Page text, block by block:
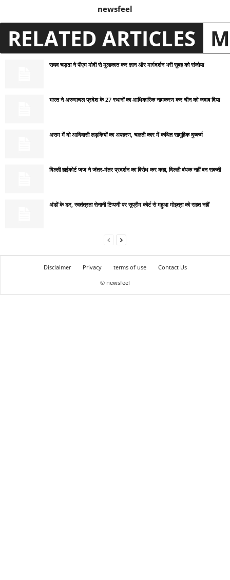
newsfeel
RELATED ARTICLES
राघव चड्ढा ने पीएम मोदी से मुलाकात कर ज्ञान और मार्गदर्शन भरी सुबह को संजोया
भारत ने अरुणाचल प्रदेश के 27 स्थानों का आधिकारिक नामकरण कर चीन को जवाब दिया
असम में दो आदिवासी लड़कियों का अपहरण, चलती कार में कथित सामूहिक दुष्कर्म
दिल्ली हाईकोर्ट जज ने जंतर-मंतर प्रदर्शन का विरोध कर कहा, दिल्ली बंधक नहीं बन सकती
अंडों के डर, स्वतंत्रता सेनानी टिप्पणी पर सुप्रीम कोर्ट से महुआ मोइत्रा को राहत नहीं
Disclaimer Privacy terms of use
Contact Us
© newsfeel